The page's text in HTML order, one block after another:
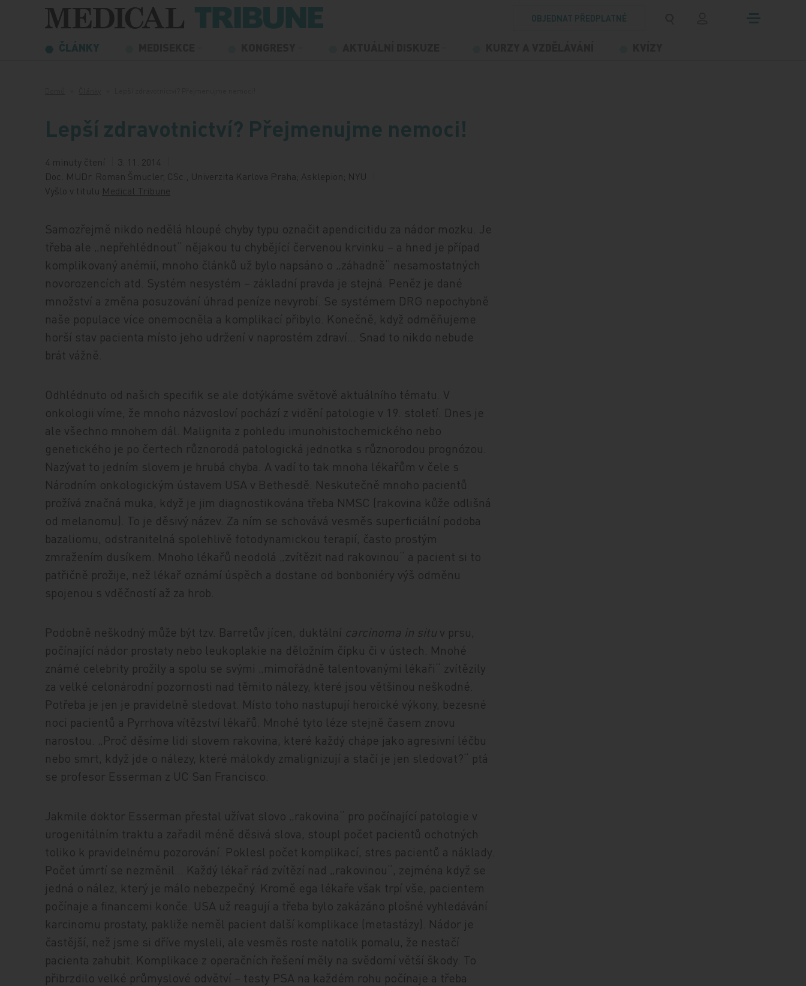
Přeskočit na obsah
OBJEDNAT PŘEDPLATNÉ
ČLÁNKY
Lepší zdravotnictví? Přejmenujme nemoci!
4 minuty čtení
3. 11. 2014
Doc. MUDr. Roman Šmucler, CSc., Univerzita Karlova Praha; Asklepion; NYU
Vyšlo v titulu Medical Tribune
Samozřejmě nikdo nedělá hloupé chyby typu označit apendicitidu za nádor mozku. Je
třeba ale „nepřehlédnout“ nějakou tu chybějící červenou krvinku – a hned je případ
komplikovaný anémií, mnoho článků už bylo napsáno o „záhadně“ nesamostatných
novorozencích atd. Systém nesystém – základní pravda je stejná. Peněz je dané
množství a změna posuzování úhrad peníze nevyrobí. Se systémem DRG nepochybně
naše populace více onemocněla a komplikací přibylo. Konečně, když odměňujeme
horší stav pacienta místo jeho udržení v naprostém zdraví… Snad to nikdo nebude
brát vážně.
Odhlédnuto od našich specifik se ale dotýkáme světově aktuálního tématu. V
onkologii víme, že mnoho názvosloví pochází z vidění patologie v 19. století. Dnes je
ale všechno mnohem dál. Malignita z pohledu imunohistochemického nebo
genetického je po čertech různorodá patologická jednotka s různorodou prognózou.
Nazývat to jedním slovem je hrubá chyba. A vadí to tak mnoha lékařům v čele s
Národním onkologickým ústavem USA v Bethesdě. Neskutečně mnoho pacientů
prožívá značná muka, když je jim diagnostikována třeba NMSC (rakovina kůže odlišná
od melanomu). To je děsivý název. Za ním se schovává vesměs superficiální podoba
bazaliomu, odstranitelná spolehlivě fotodynamickou terapií, často prostým
zmražením dusíkem. Mnoho lékařů neodolá „zvítězit nad rakovinou“ a pacient si to
patřičně prožije, než lékař oznámí úspěch a dostane od bonboniéry výš odměnu
spojenou s vděčností až za hrob.
Podobně neškodný může být tzv. Barretův jícen, duktální carcinoma in situ v prsu,
počínající nádor prostaty nebo leukoplakie na děložním čípku či v ústech. Mnohé
známé celebrity prožily a spolu se svými „mimořádně talentovanými lékaři“ zvítězily
za velké celonárodní pozornosti nad těmito nálezy, které jsou většinou neškodné.
Potřeba je jen je pravidelně sledovat. Místo toho nastupují heroické výkony, bezesné
noci pacientů a Pyrrhova vítězství lékařů. Mnohé tyto léze stejně časem znovu
narostou. „Proč děsíme lidi slovem rakovina, které každý chápe jako agresivní léčbu
nebo smrt, když jde o nálezy, které málokdy zmalignizují a stačí je jen sledovat?“ ptá
se profesor Esserman z UC San Francisco.
Jakmile doktor Esserman přestal užívat slovo „rakovina“ pro počínající patologie v
urogenitálním traktu a zařadil méně děsivá slova, stoupl počet pacientů ochotných
toliko k pravidelnému pozorování. Poklesl počet komplikací, stres pacientů a náklady.
Počet úmrtí se nezměnil… Každý lékař rád zvítězí nad „rakovinou“, zejména když se
jedná o nález, který je málo nebezpečný. Kromě ega lékaře však trpí vše, pacientem
počínaje a financemi konče. USA už reagují a třeba bylo zakázáno plošné vyhledávání
karcinomu prostaty, pakliže neměl pacient další komplikace (metastázy). Nádor je
častější, než jsme si dříve mysleli, ale vesměs roste natolik pomalu, že nestačí
pacienta zahubit. Komplikace z operačních řešení měly na svědomí větší škody. To
přibrzdilo velké průmyslové odvětví – testy PSA na každém rohu počínaje a třeba